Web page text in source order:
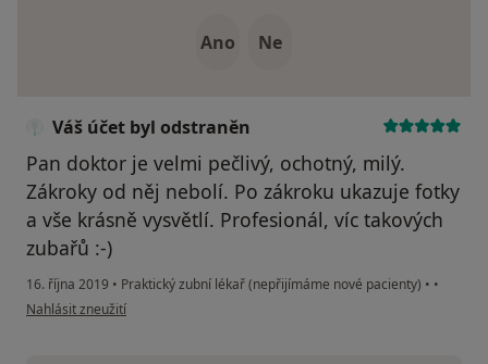
Ano Ne
Váš účet byl odstraněn
Pan doktor je velmi pečlivý, ochotný, milý.
Zákroky od něj nebolí. Po zákroku ukazuje fotky
a vše krásně vysvětlí. Profesionál, víc takových
zubařů :-)
16. října 2019 • Praktický zubní lékař (nepřijímáme nové pacienty) • •
podle názoru uživatele Váš účet byl odstraněn
Nahlásit zneužití